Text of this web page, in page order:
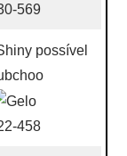
569
458